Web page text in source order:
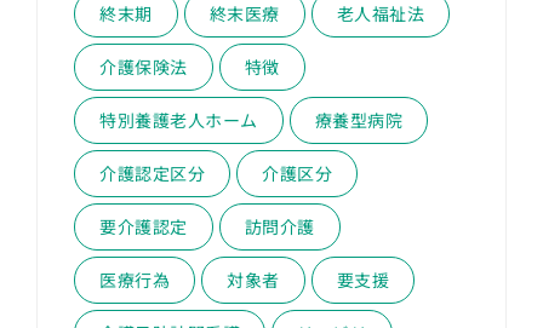
終末期 終末医療 老人福祉法
介護保険法 特徴
特別養護老人ホーム 療養型病院
介護認定区分 介護区分
要介護認定 訪問介護
医療行為 対象者 要支援